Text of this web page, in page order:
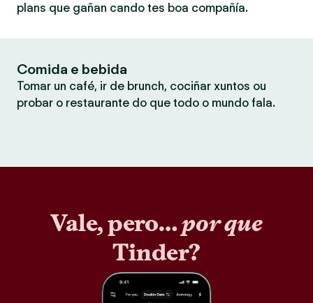
plans que gañan cando tes boa compañía.
Comida e bebida
Tomar un café, ir de brunch, cociñar xuntos ou
probar o restaurante do que todo o mundo fala.
Vale, pero…por que
Tinder?